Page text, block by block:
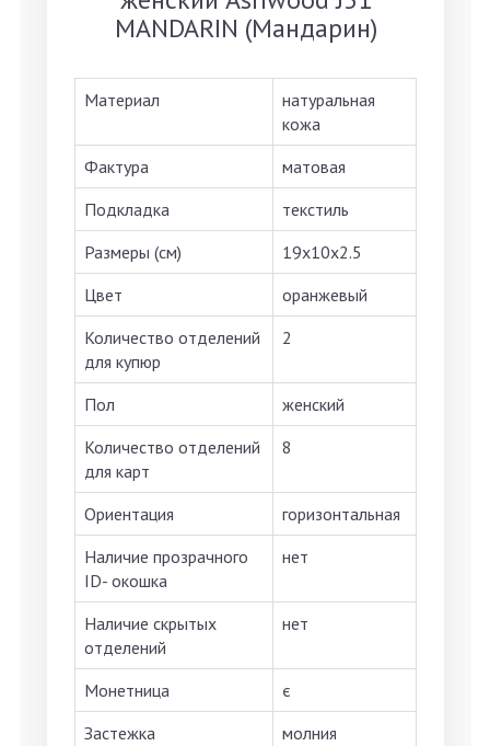
MANDARIN (Мандарин)
Материал
натуральная
кожа
Фактура
матовая
Подкладка
текстиль
Размеры (см)
19х10х2.5
Цвет
оранжевый
Количество отделений
для купюр
2
Пол
женский
Количество отделений
для карт
8
Ориентация
горизонтальная
Наличие прозрачного
ID- окошка
нет
Наличие скрытых
отделений
нет
Монетница
є
Застежка
молния